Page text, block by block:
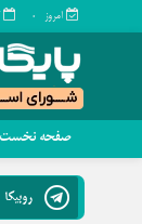
امروز ۰
صفحه نخست
چند رسانه
گالری فیلم
روبیکا